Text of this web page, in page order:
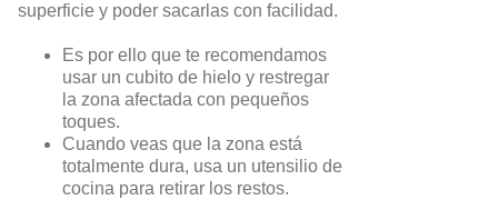
superficie y poder sacarlas con facilidad.
Es por ello que te recomendamos
usar un cubito de hielo y restregar
la zona afectada con pequeños
toques.
Cuando veas que la zona está
totalmente dura, usa un utensilio de
cocina para retirar los restos.